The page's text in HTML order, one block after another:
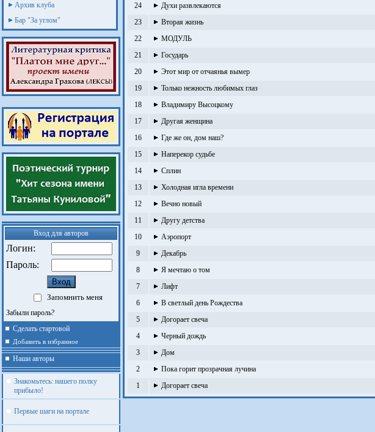
Архив клуба
Бар "За углом"
Вход для авторов
Логин:
Пароль:
Запомнить меня
Забыли пароль?
Сделать стартовой
Добавить в избранное
Наши авторы
Знакомьтесь: нашего полку
прибыло!
Первые шаги на портале
24 Духи развлекаются
23 Вторая жизнь
22 МОДУЛЬ
21 Государь
20 Этот мир от отчаянья вымер
19 Только нежность любимых глаз
18 Владимиру Высоцкому
17 Другая женщина
16 Где же он, дом наш?
15 Наперекор судьбе
14 Сплин
13 Холодная игла времени
12 Вечно новый
11 Другу детства
10 Аэропорт
9 Декабрь
8 Я мечтаю о том
7 Лифт
6 В светлый день Рождества
5 Догорает свеча
4 Черный дождь
3 Дом
2 Пока горит прозрачная лучина
1 Догорает свеча